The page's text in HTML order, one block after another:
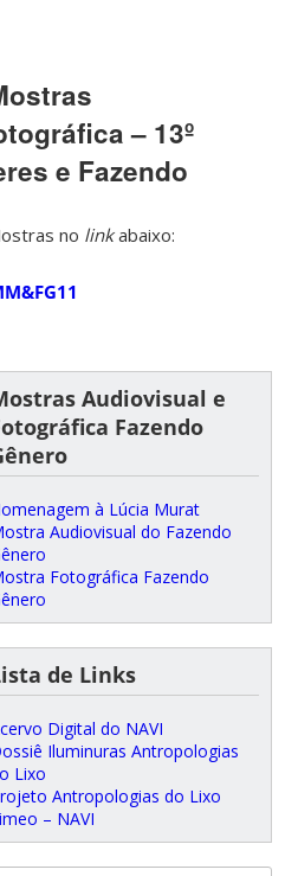
– 13º
e Fazendo
no linkabaixo:
Audiovisual e
Fazendo
à Lúcia Murat
Audiovisual do Fazendo
Fotográfica Fazendo
de Links
Digital do NAVI
Iluminuras Antropologias
Lixo
Antropologias do Lixo
– NAVI